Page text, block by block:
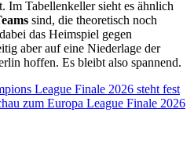
Im Tabellenkeller sieht es ähnlich
sind, die theoretisch noch
das Heimspiel gegen
aber auf eine Niederlage der
hoffen. Es bleibt also spannend.
League Finale 2026 steht fest
zum Europa League Finale 2026